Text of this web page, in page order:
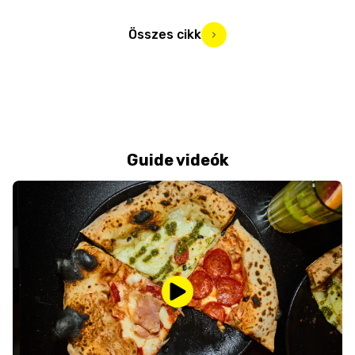
Összes cikk
Guide videók